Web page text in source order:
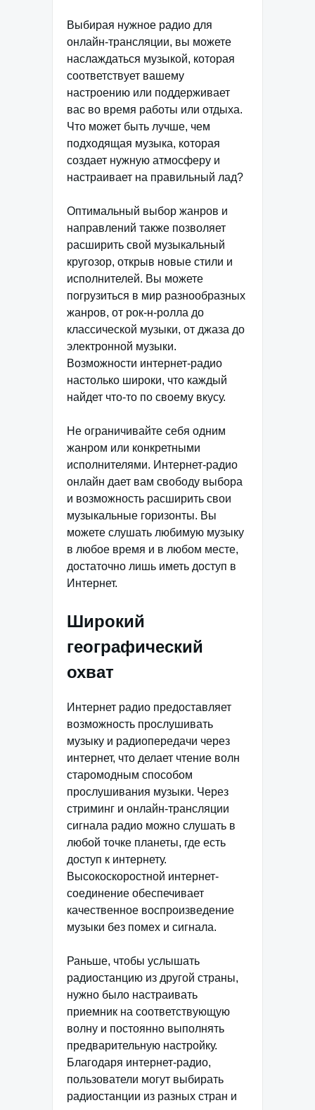
Выбирая нужное радио для
онлайн-трансляции, вы можете
наслаждаться музыкой, которая
соответствует вашему
настроению или поддерживает
вас во время работы или отдыха.
Что может быть лучше, чем
подходящая музыка, которая
создает нужную атмосферу и
настраивает на правильный лад?
Оптимальный выбор жанров и
направлений также позволяет
расширить свой музыкальный
кругозор, открыв новые стили и
исполнителей. Вы можете
погрузиться в мир разнообразных
жанров, от рок-н-ролла до
классической музыки, от джаза до
электронной музыки.
Возможности интернет-радио
настолько широки, что каждый
найдет что-то по своему вкусу.
Не ограничивайте себя одним
жанром или конкретными
исполнителями. Интернет-радио
онлайн дает вам свободу выбора
и возможность расширить свои
музыкальные горизонты. Вы
можете слушать любимую музыку
в любое время и в любом месте,
достаточно лишь иметь доступ в
Интернет.
Широкий
географический
охват
Интернет радио предоставляет
возможность прослушивать
музыку и радиопередачи через
интернет, что делает чтение волн
старомодным способом
прослушивания музыки. Через
стриминг и онлайн-трансляции
сигнала радио можно слушать в
любой точке планеты, где есть
доступ к интернету.
Высокоскоростной интернет-
соединение обеспечивает
качественное воспроизведение
музыки без помех и сигнала.
Раньше, чтобы услышать
радиостанцию из другой страны,
нужно было настраивать
приемник на соответствующую
волну и постоянно выполнять
предварительную настройку.
Благодаря интернет-радио,
пользователи могут выбирать
радиостанции из разных стран и